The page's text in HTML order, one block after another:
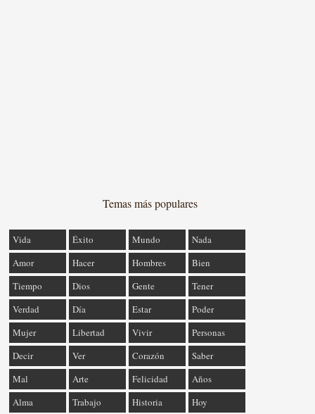
Temas más populares
Vida Éxito Mundo
Nada
Amor
Hacer Hombres
Bien
Tiempo
Dios Gente
Tener
Verdad
Día Estar
Poder
Mujer
Libertad Vivir
Personas
Decir
Ver Corazón
Saber
Mal
Arte Felicidad
Años
Alma
Trabajo Historia Hoy